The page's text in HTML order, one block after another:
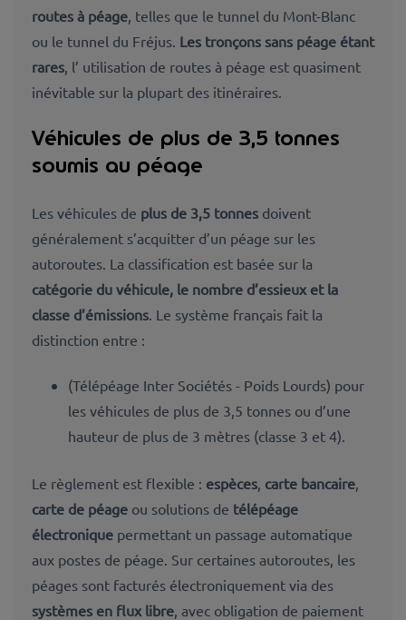
routes à péage , telles que le tunnel du Mont-Blanc
ou le tunnel du Fréjus Les tronçons sans péage étant
rares , l’ utilisation de routes à péage est quasiment
inévitable sur la plupart des itinéraires.
Véhicules de plus de 3,5 tonnes
soumis au péage
Les véhicules de plus de 3,5 tonnes doivent
généralement s’acquitter d’un péage sur les
autoroutes. La classification est basée sur la
catégorie du véhicule, le nombre d’essieux et la
classe d’émissions . Le système français fait la
distinction entre :
(Télépéage Inter Sociétés - Poids Lourds) pour
les véhicules de plus de 3,5 tonnes ou d’une
hauteur de plus de 3 mètres (classe 3 et 4).
Le règlement est flexible : espèces carte bancaire
carte de péage ou solutions de télépéage
électronique permettant un passage automatique
aux postes de péage. Sur certaines autoroutes, les
péages sont facturés électroniquement via des
systèmes en flux libre , avec obligation de paiement